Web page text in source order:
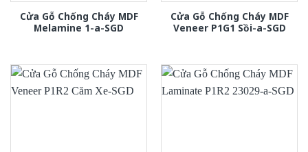
Cửa Gỗ Chống Cháy MDF
Melamine 1-a-SGD
Cửa Gỗ Chống Cháy MDF
Veneer P1G1 Sồi-a-SGD